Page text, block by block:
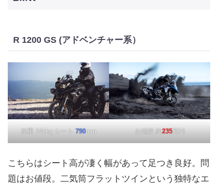
R 1200 GS (アドベンチャー系）
車重 245kg シート 790mm お値段 約235万円
こちらはシート高が凄く幅があって足つき良好。問
題はお値段。二気筒フラットツインという独特なエ